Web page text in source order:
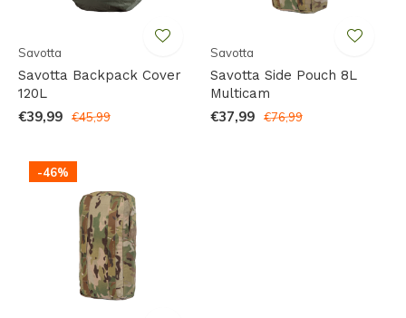
Savotta
Savotta Backpack Cover
120L
€39,99 €45,99
Savotta
Savotta Side Pouch 8L
Multicam
€37,99 €76,99
-46%